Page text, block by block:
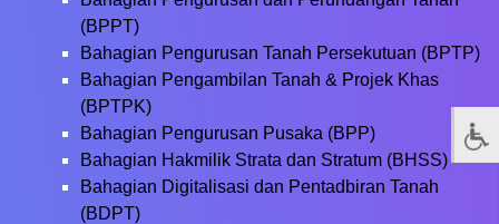
(BPPT)
Bahagian Pengurusan Tanah Persekutuan (BPTP)
Bahagian Pengambilan Tanah & Projek Khas
(BPTPK)
Bahagian Pengurusan Pusaka (BPP)
Bahagian Hakmilik Strata dan Stratum (BHSS)
Bahagian Digitalisasi dan Pentadbiran Tanah
(BDPT)